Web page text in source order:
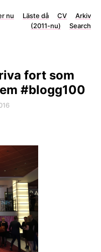
nu Läste då CV
Arkiv
(2011-nu)
Search
fort som
#blogg100